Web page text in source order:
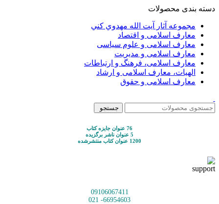
دسته بندی محصولات
مجموعه آثار آيت الله مهدوي كني
معارف اسلامی و اقتصاد
معارف اسلامی و علوم سیاسی
معارف اسلامی و مدیریت
معارف اسلامی، فرهنگ و ارتباطات
الهیات، معارف اسلامی و ارشاد
معارف اسلامی و حقوق
جستجو
76 عنوان جایزه کتاب
5 عنوان ناشر برگزیده
1200 عنوان کتاب منتشرشده
09106067411
66954603- 021